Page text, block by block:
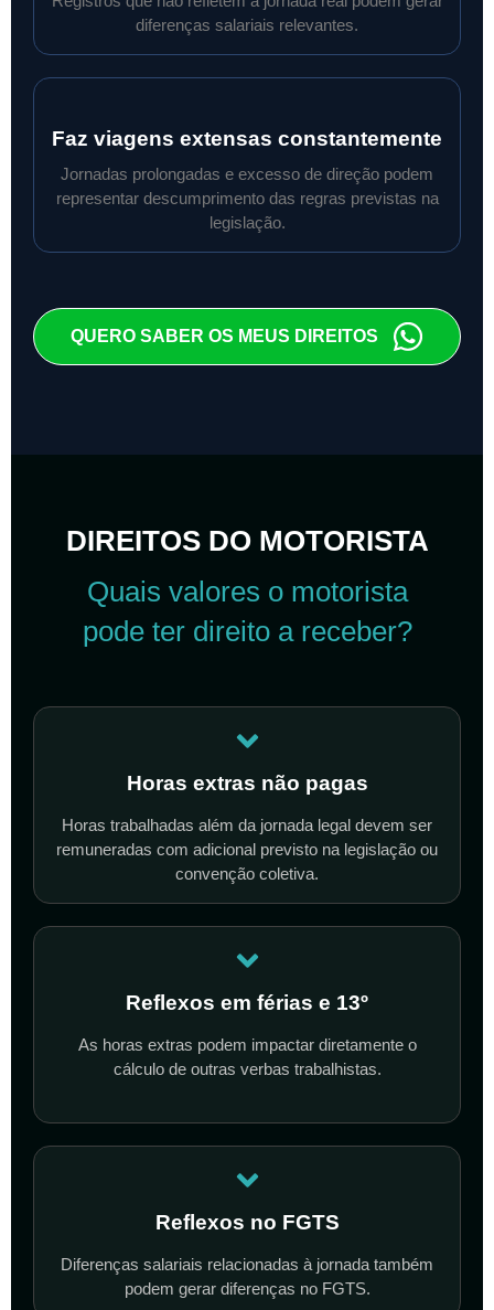
diferenças salariais relevantes.
Faz viagens extensas constantemente
Jornadas prolongadas e excesso de direção podem
representar descumprimento das regras previstas na
legislação.
QUERO SABER OS MEUS DIREITOS
DIREITOS DO MOTORISTA
Quais valores o motorista
pode ter direito a receber?
Horas extras não pagas
Horas trabalhadas além da jornada legal devem ser
remuneradas com adicional previsto na legislação ou
convenção coletiva.
Reflexos em férias e 13º
As horas extras podem impactar diretamente o
cálculo de outras verbas trabalhistas.
Reflexos no FGTS
Diferenças salariais relacionadas à jornada também
podem gerar diferenças no FGTS.